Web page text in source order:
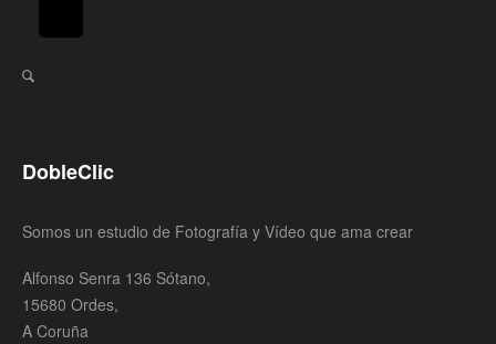
DobleClic
Somos un estudio de Fotografía y Vídeo que ama crear
Alfonso Senra 136 Sótano,
15680 Ordes,
A Coruña